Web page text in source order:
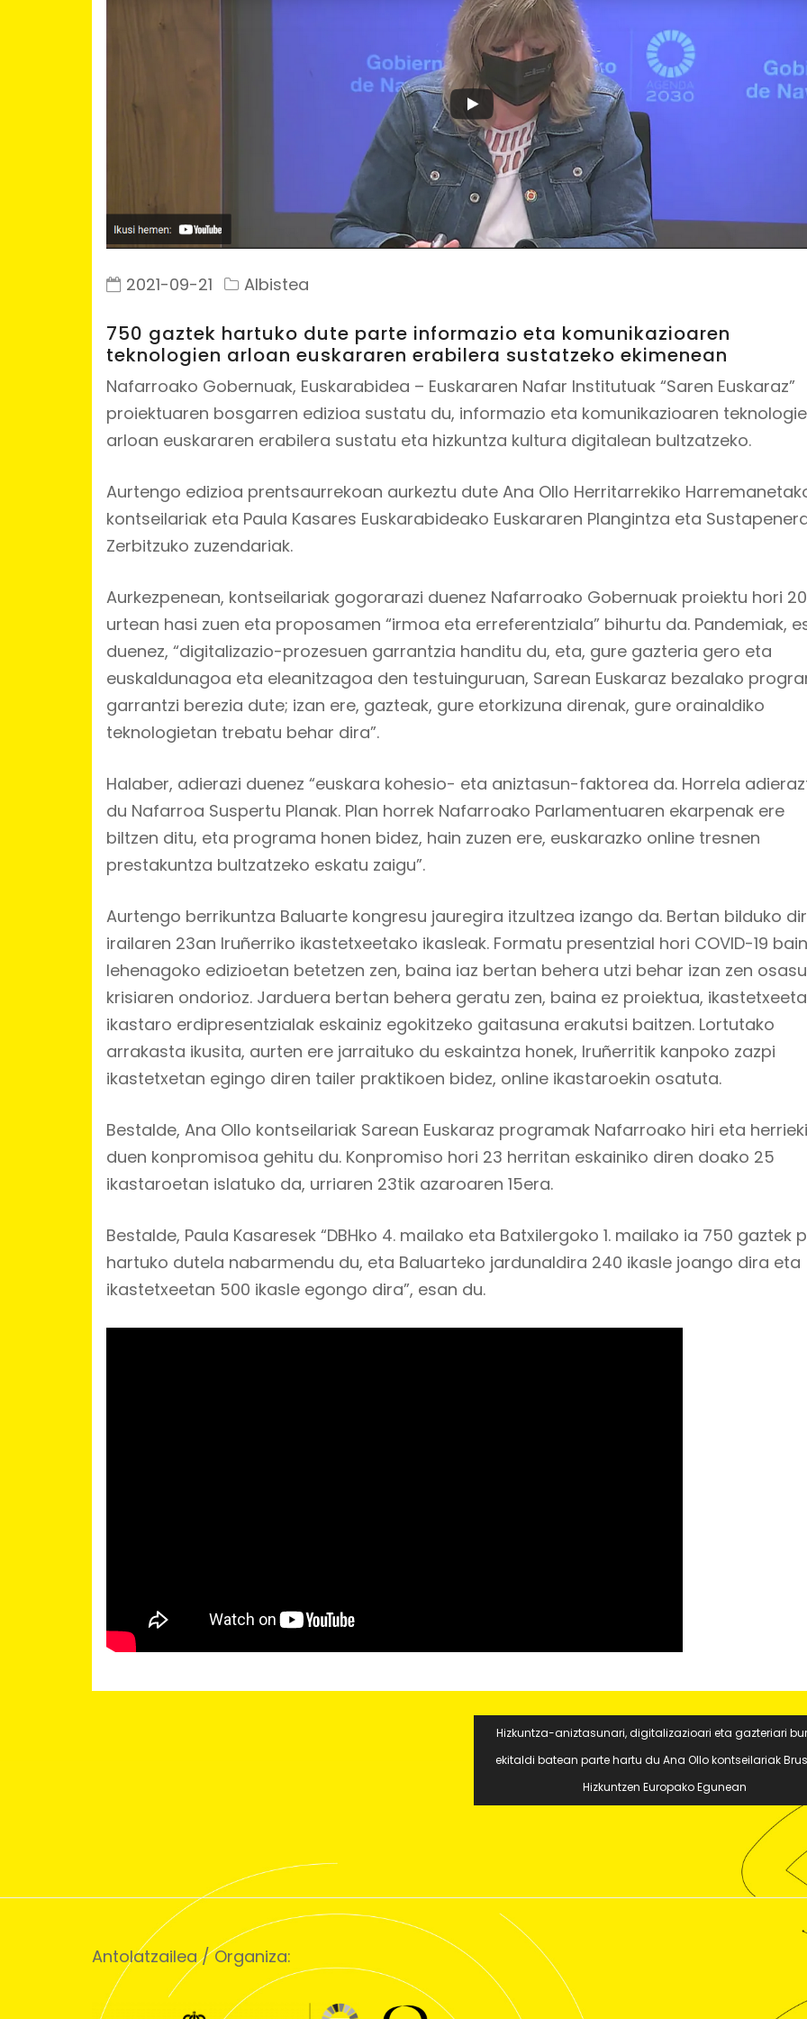
2021-09-21 Albistea
750 gaztek hartuko dute parte informazio eta komunikazioaren
teknologien arloan euskararen erabilera sustatzeko ekimenean
Nafarroako Gobernuak, Euskarabidea – Euskararen Nafar Institutuak “Saren Euskaraz”
proiektuaren bosgarren edizioa sustatu du, informazio eta komunikazioaren
arloan euskararen erabilera sustatu eta hizkuntza kultura digitalean bultzatzeko.
Aurtengo edizioa prentsaurrekoan aurkeztu dute Ana Ollo Herritarrekiko
kontseilariak eta Paula Kasares Euskarabideako Euskararen Plangintza eta
Zerbitzuko zuzendariak.
Aurkezpenean, kontseilariak gogorarazi duenez Nafarroako Gobernuak proiektu hori
urtean hasi zuen eta proposamen “irmoa eta erreferentziala” bihurtu da. Pandemiak,
duenez, “digitalizazio-prozesuen garrantzia handitu du, eta, gure gazteria gero eta
euskaldunagoa eta eleanitzagoa den testuinguruan, Sarean Euskaraz bezalako
garrantzi berezia dute; izan ere, gazteak, gure etorkizuna direnak, gure orainaldiko
teknologietan trebatu behar dira”.
Halaber, adierazi duenez “euskara kohesio- eta aniztasun-faktorea da. Horrela
du Nafarroa Suspertu Planak. Plan horrek Nafarroako Parlamentuaren ekarpenak ere
biltzen ditu, eta programa honen bidez, hain zuzen ere, euskarazko online tresnen
prestakuntza bultzatzeko eskatu zaigu”.
Aurtengo berrikuntza Baluarte kongresu jauregira itzultzea izango da. Bertan bilduko
irailaren 23an Iruñerriko ikastetxeetako ikasleak. Formatu presentzial hori COVID-19
lehenagoko edizioetan betetzen zen, baina iaz bertan behera utzi behar izan zen
krisiaren ondorioz. Jarduera bertan behera geratu zen, baina ez proiektua,
ikastaro erdipresentzialak eskainiz egokitzeko gaitasuna erakutsi baitzen. Lortutako
arrakasta ikusita, aurten ere jarraituko du eskaintza honek, Iruñerritik kanpoko zazpi
ikastetxetan egingo diren tailer praktikoen bidez, online ikastaroekin osatuta.
Bestalde, Ana Ollo kontseilariak Sarean Euskaraz programak Nafarroako hiri eta
duen konpromisoa gehitu du. Konpromiso hori 23 herritan eskainiko diren doako 25
ikastaroetan islatuko da, urriaren 23tik azaroaren 15era.
Bestalde, Paula Kasaresek “DBHko 4. mailako eta Batxilergoko 1. mailako ia 750 gaztek
hartuko dutela nabarmendu du, eta Baluarteko jardunaldira 240 ikasle joango dira eta
ikastetxeetan 500 ikasle egongo dira”, esan du.
Hizkuntza-aniztasunari, digitalizazioari eta gazteriari
ekitaldi batean parte hartu du Ana Ollo kontseilariak
Hizkuntzen Europako Egunean
Antolatzailea / Organiza: